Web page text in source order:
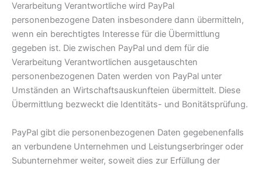
Verarbeitung Verantwortliche wird PayPal
personenbezogene Daten insbesondere dann übermitteln,
wenn ein berechtigtes Interesse für die Übermittlung
gegeben ist. Die zwischen PayPal und dem für die
Verarbeitung Verantwortlichen ausgetauschten
personenbezogenen Daten werden von PayPal unter
Umständen an Wirtschaftsauskunfteien übermittelt. Diese
Übermittlung bezweckt die Identitäts- und Bonitätsprüfung.
PayPal gibt die personenbezogenen Daten gegebenenfalls
an verbundene Unternehmen und Leistungserbringer oder
Subunternehmer weiter, soweit dies zur Erfüllung der